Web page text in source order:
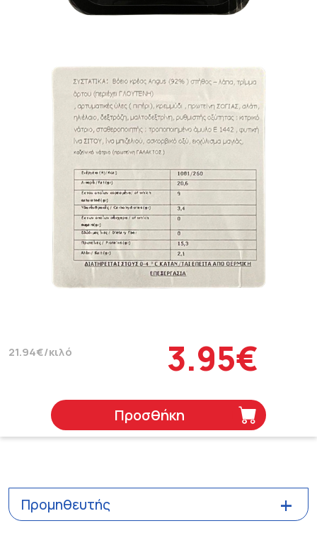
21.94€/κιλό 3.95€
Προσθήκη
Προμηθευτής